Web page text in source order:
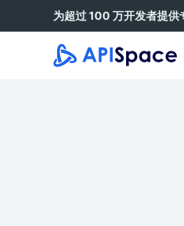
为超过 100 万开发者提供